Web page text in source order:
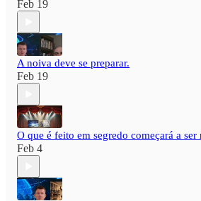
Feb 19
A noiva deve se preparar.
Feb 19
O que é feito em segredo começará a ser
Feb 4